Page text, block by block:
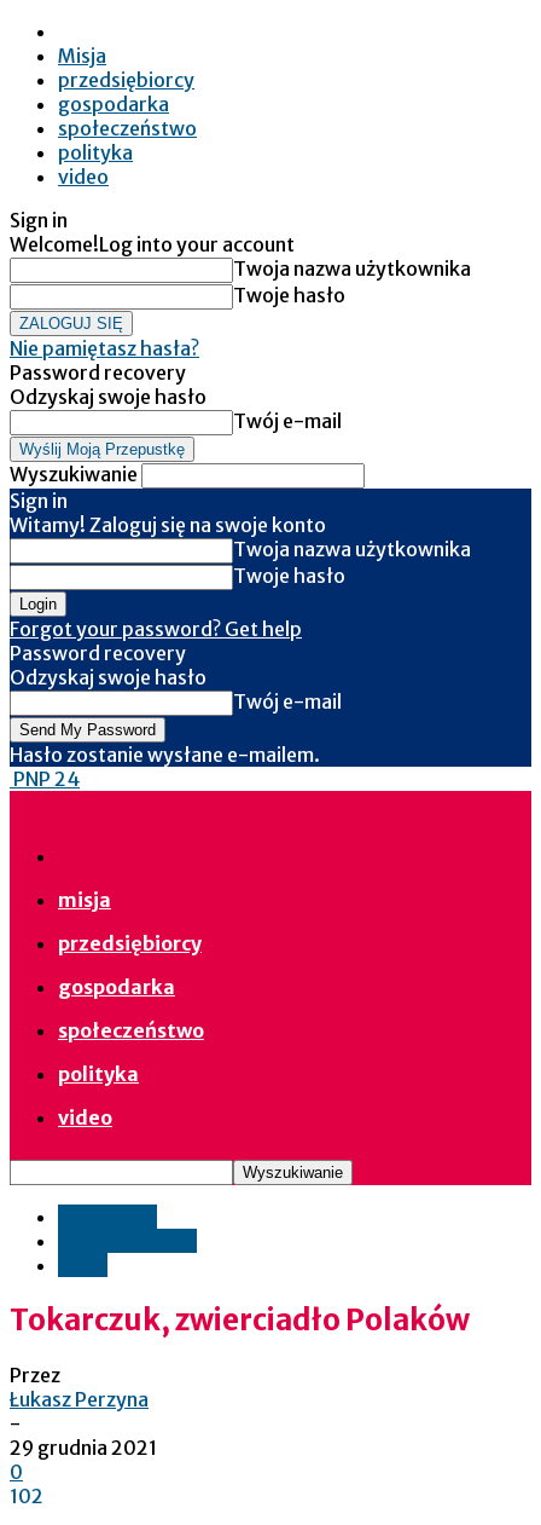
Misja
przedsiębiorcy
gospodarka
społeczeństwo
polityka
video
Sign in
Welcome!Log into your account
Twoja nazwa użytkownika
Twoje hasło
Nie pamiętasz hasła?
Password recovery
Odzyskaj swoje hasło
Twój e-mail
Wyszukiwanie
Sign in
Witamy! Zaloguj się na swoje konto
Twoja nazwa użytkownika
Twoje hasło
Forgot your password? Get help
Password recovery
Odzyskaj swoje hasło
Twój e-mail
Hasło zostanie wysłane e-mailem.
PNP 24
misja
przedsiębiorcy
gospodarka
społeczeństwo
polityka
video
Tokarczuk, zwierciadło Polaków
Przez
Łukasz Perzyna
-
29 grudnia 2021
0
102